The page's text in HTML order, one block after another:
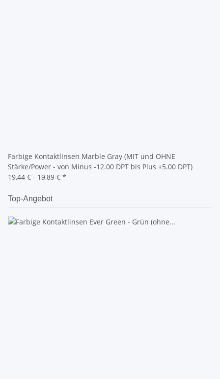
Farbige Kontaktlinsen Marble Gray (MIT und OHNE
Stärke/Power - von Minus -12.00 DPT bis Plus +5.00 DPT)
19,44 € - 19,89 € *
Top-Angebot